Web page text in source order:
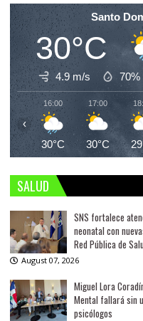
Santo
30°C
4.9 m/s 70%
16:00
30°C
17:00
30°C
‹
SALUD
SNS fortalece
neonatal con
Red Pública de
August 07, 2026
Miguel Lora
Mental fallará sin
psicólogos